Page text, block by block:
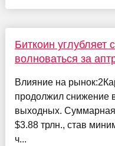
Биткоин углубляет
волноваться за
Влияние на
продолжил снижение
выходных. Суммарная
$3.88 трлн., став
ч...